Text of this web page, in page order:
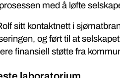
med å løfte
sitt kontaktnett i
og ført til at
finansiell støtte fra